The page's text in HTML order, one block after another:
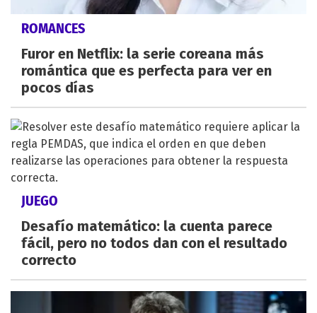
ROMANCES
Furor en Netflix: la serie coreana más
romántica que es perfecta para ver en
pocos días
JUEGO
Desafío matemático: la cuenta parece
fácil, pero no todos dan con el resultado
correcto